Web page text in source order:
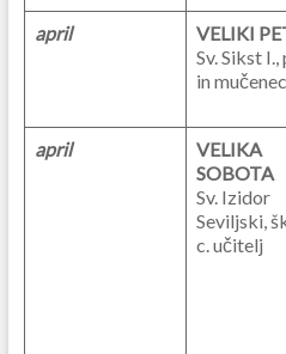
april
VELIKI
Sv. Sikst I.,
in mučenec
april
VELIKA
SOBOTA
Sv. Izidor
Seviljski,
c. učitelj